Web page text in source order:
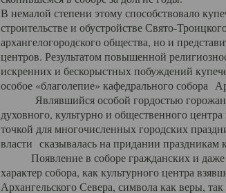
В немалой степени этому способствовало
строительстве и обустройстве Свято-
архангелогородского общества, но и
центров. Результатом повышенной
искренних и бескорыстных побуждений
особое «благолепие» кафедрального собора
Являвшийся особой гордостью горожан
духовного, культурно и общественного
точкой для многочисленных городских
власти сказывалась на придании праздникам
Появление в соборе гражданских и даже
характер собора, как культурного центра
Архангельского Севера, символа как веры,